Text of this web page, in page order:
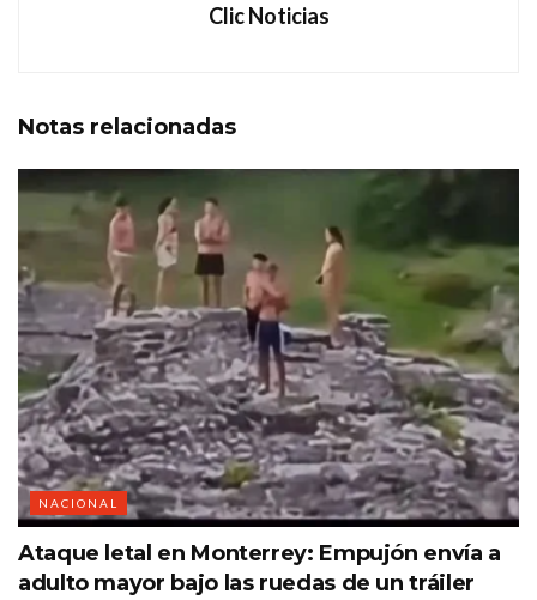
Clic Noticias
Notas relacionadas
NACIONAL
Ataque letal en Monterrey: Empujón envía a
adulto mayor bajo las ruedas de un tráiler